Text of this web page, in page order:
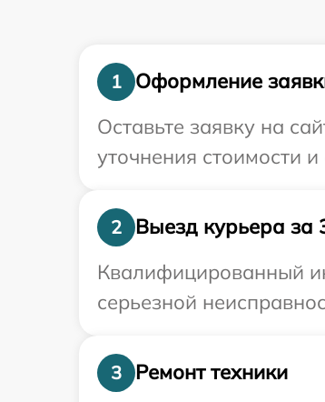
1
Оформление
Оставьте заявку на
уточнения стоимости
2
Выезд курьера за
Квалифицированный
серьезной
3
Ремонт техники